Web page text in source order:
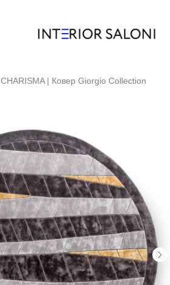
CHARISMA | Ковер Giorgio Collection